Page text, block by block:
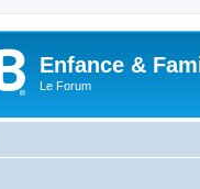
Enfance &
Le Forum